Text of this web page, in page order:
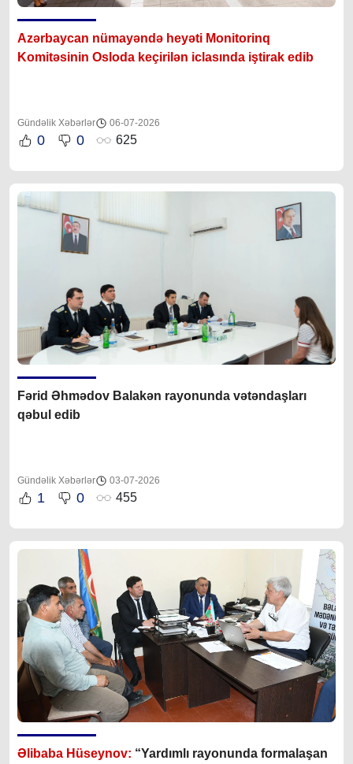
Azərbaycan nümayəndə heyəti Monitorinq
Komitəsinin Osloda keçirilən iclasında iştirak edib
Gündəlik Xəbərlər 06-07-2026
0 0 625
Fərid Əhmədov Balakən rayonunda vətəndaşları
qəbul edib
Gündəlik Xəbərlər 03-07-2026
1 0 455
Əlibaba Hüseynov: “Yardımlı rayonunda formalaşan